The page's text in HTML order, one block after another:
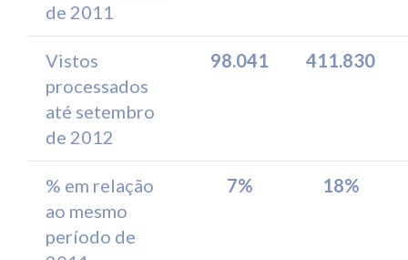
de 2011
Vistos
processados
até setembro
de 2012
98.041 411.830
% em relação
ao mesmo
período de
7% 18%